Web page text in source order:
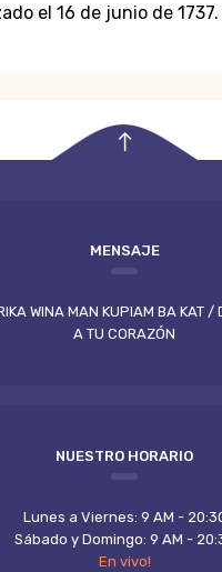
el 16 de junio de 1737.
MENSAJE
WINA MAN KUPIAM BA KAT /
A TU CORAZÓN
NUESTRO HORARIO
Lunes a Viernes: 9 AM -
Sábado y Domingo: 9 AM -
En vivo!